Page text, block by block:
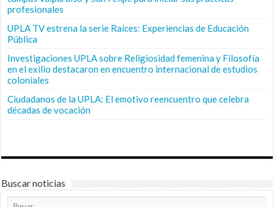
profesionales
UPLA TV estrena la serie Raíces: Experiencias de Educación
Pública
Investigaciones UPLA sobre Religiosidad femenina y Filosofía
en el exilio destacaron en encuentro internacional de estudios
coloniales
Ciudadanos de la UPLA: El emotivo reencuentro que celebra
décadas de vocación
Buscar noticias